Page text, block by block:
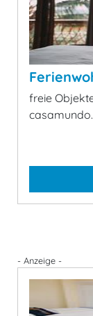
freie
- Anzeige -